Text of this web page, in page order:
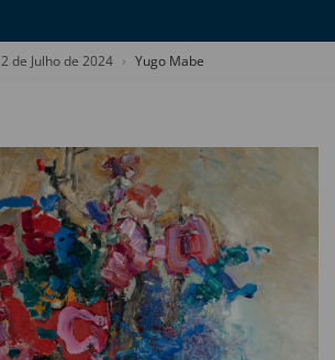
2 de Julho de 2024 Yugo Mabe